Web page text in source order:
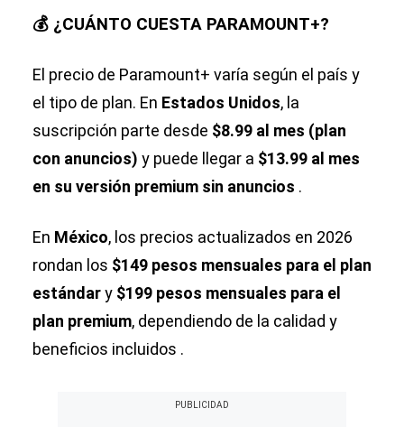
💰 ¿CUÁNTO CUESTA PARAMOUNT+?
El precio de Paramount+ varía según el país y
el tipo de plan. En Estados Unidos, la
suscripción parte desde $8.99 al mes (plan
con anuncios) y puede llegar a $13.99 al mes
en su versión premium sin anuncios .
En México, los precios actualizados en 2026
rondan los $149 pesos mensuales para el plan
estándary $199 pesos mensuales para el
plan premium, dependiendo de la calidad y
beneficios incluidos .